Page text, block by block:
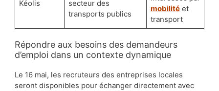
Kéolis
secteur des
transports publics
mobilitéet
transport
Répondre aux besoins des demandeurs
d’emploi dans un contexte dynamique
Le 16 mai, les recruteurs des entreprises locales
seront disponibles pour échanger directement avec